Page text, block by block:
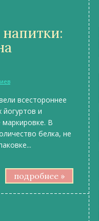
всестороннее
йогуртов и
маркировке. В
белка, не
подробнее »